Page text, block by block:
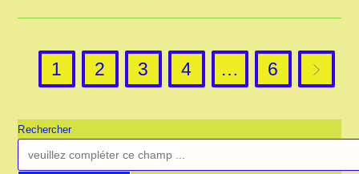
1 2 3 4 … 6 Aller à
Rechercher